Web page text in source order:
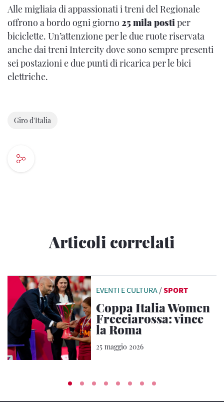
Alle migliaia di appassionati i treni del Regionale
offrono a bordo ogni giorno 25 mila postiper
biciclette. Un’attenzione per le due ruote riservata
anche dai treni Intercity dove sono sempre presenti
sei postazioni e due punti di ricarica per le bici
elettriche.
Giro d'Italia
Articoli correlati
EVENTI E CULTURA /SPORT
Coppa Italia Women
Frecciarossa: vince
la Roma
25 maggio 2026